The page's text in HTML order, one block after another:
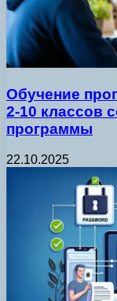
Обучение
2-10 классов
программы
22.10.2025